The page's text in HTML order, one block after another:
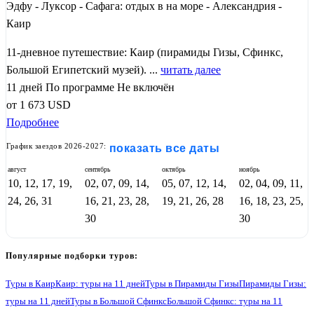
Эдфу - Луксор - Сафага: отдых в на море - Александрия -
Каир
11-дневное путешествие: Каир (пирамиды Гизы, Сфинкс,
Большой Египетский музей). ... читать далее
11 дней По программе Не включён
от 1 673 USD
Подробнее
График заездов 2026-2027: показать все даты
август
10, 12, 17, 19,
24, 26, 31
сентябрь
02, 07, 09, 14,
16, 21, 23, 28,
30
октябрь
05, 07, 12, 14,
19, 21, 26, 28
ноябрь
02, 04, 09, 11,
16, 18, 23, 25,
30
Популярные подборки туров:
Туры в КаирКаир: туры на 11 днейТуры в Пирамиды ГизыПирамиды Гизы:
туры на 11 днейТуры в Большой СфинксБольшой Сфинкс: туры на 11